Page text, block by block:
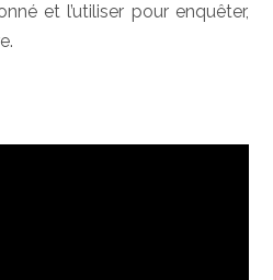
et l’utiliser pour enquêter,